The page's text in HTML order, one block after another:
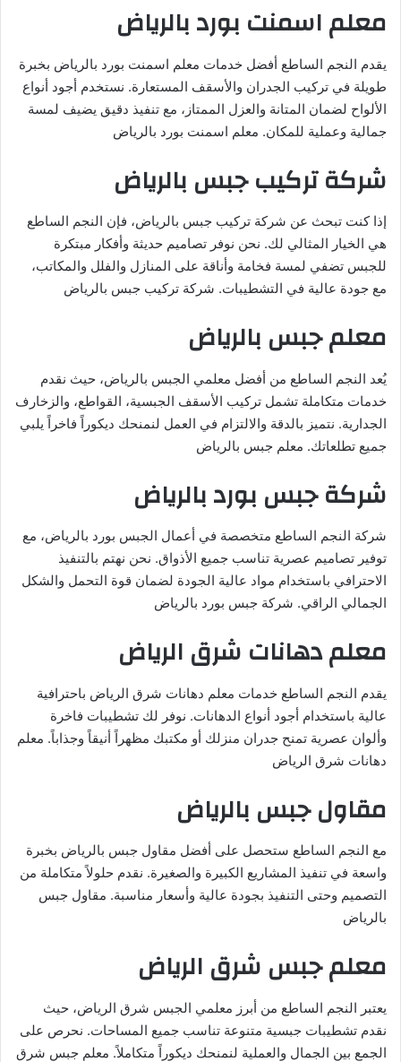
معلم اسمنت بورد بالرياض
يقدم النجم الساطع أفضل خدمات معلم اسمنت بورد بالرياض بخبرة
طويلة في تركيب الجدران والأسقف المستعارة. نستخدم أجود أنواع
الألواح لضمان المتانة والعزل الممتاز، مع تنفيذ دقيق يضيف لمسة
جمالية وعملية للمكان. معلم اسمنت بورد بالرياض
شركة تركيب جبس بالرياض
إذا كنت تبحث عن شركة تركيب جبس بالرياض، فإن النجم الساطع
هي الخيار المثالي لك. نحن نوفر تصاميم حديثة وأفكار مبتكرة
للجبس تضفي لمسة فخامة وأناقة على المنازل والفلل والمكاتب،
مع جودة عالية في التشطيبات. شركة تركيب جبس بالرياض
معلم جبس بالرياض
يُعد النجم الساطع من أفضل معلمي الجبس بالرياض، حيث نقدم
خدمات متكاملة تشمل تركيب الأسقف الجبسية، القواطع، والزخارف
الجدارية. نتميز بالدقة والالتزام في العمل لنمنحك ديكوراً فاخراً يلبي
جميع تطلعاتك. معلم جبس بالرياض
شركة جبس بورد بالرياض
شركة النجم الساطع متخصصة في أعمال الجبس بورد بالرياض، مع
توفير تصاميم عصرية تناسب جميع الأذواق. نحن نهتم بالتنفيذ
الاحترافي باستخدام مواد عالية الجودة لضمان قوة التحمل والشكل
الجمالي الراقي. شركة جبس بورد بالرياض
معلم دهانات شرق الرياض
يقدم النجم الساطع خدمات معلم دهانات شرق الرياض باحترافية
عالية باستخدام أجود أنواع الدهانات. نوفر لك تشطيبات فاخرة
وألوان عصرية تمنح جدران منزلك أو مكتبك مظهراً أنيقاً وجذاباً. معلم
دهانات شرق الرياض
مقاول جبس بالرياض
مع النجم الساطع ستحصل على أفضل مقاول جبس بالرياض بخبرة
واسعة في تنفيذ المشاريع الكبيرة والصغيرة. نقدم حلولاً متكاملة من
التصميم وحتى التنفيذ بجودة عالية وأسعار مناسبة. مقاول جبس
بالرياض
معلم جبس شرق الرياض
يعتبر النجم الساطع من أبرز معلمي الجبس شرق الرياض، حيث
نقدم تشطيبات جبسية متنوعة تناسب جميع المساحات. نحرص على
الجمع بين الجمال والعملية لنمنحك ديكوراً متكاملاً. معلم جبس شرق